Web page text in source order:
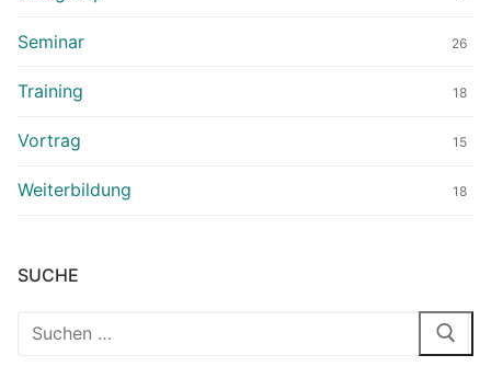
Seminar 26
Training 18
Vortrag 15
Weiterbildung 18
SUCHE